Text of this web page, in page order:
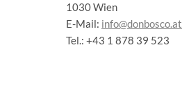
1030 Wien
E-Mail: info@donbosco.at
Tel.: +43 1 878 39 523